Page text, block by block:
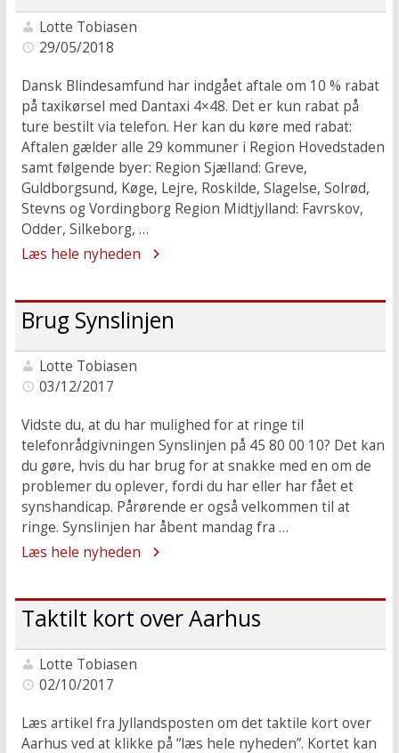
Lotte Tobiasen
29/05/2018
Dansk Blindesamfund har indgået aftale om 10 % rabat
på taxikørsel med Dantaxi 4×48. Det er kun rabat på
ture bestilt via telefon. Her kan du køre med rabat:
Aftalen gælder alle 29 kommuner i Region Hovedstaden
samt følgende byer: Region Sjælland: Greve,
Guldborgsund, Køge, Lejre, Roskilde, Slagelse, Solrød,
Stevns og Vordingborg Region Midtjylland: Favrskov,
Odder, Silkeborg, …
Læs hele nyheden
Brug Synslinjen
Lotte Tobiasen
03/12/2017
Vidste du, at du har mulighed for at ringe til
telefonrådgivningen Synslinjen på 45 80 00 10? Det kan
du gøre, hvis du har brug for at snakke med en om de
problemer du oplever, fordi du har eller har fået et
synshandicap. Pårørende er også velkommen til at
ringe. Synslinjen har åbent mandag fra …
Læs hele nyheden
Taktilt kort over Aarhus
Lotte Tobiasen
02/10/2017
Læs artikel fra Jyllandsposten om det taktile kort over
Aarhus ved at klikke på “læs hele nyheden”. Kortet kan